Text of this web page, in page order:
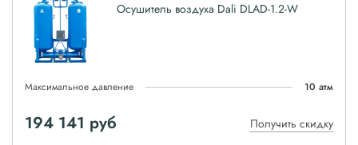
Осушитель воздуха Dali DLAD-1.2-W
Максимальное давление 10 атм
194 141 руб Получить скидку